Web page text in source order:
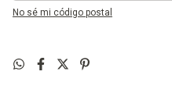
No sé mi código postal